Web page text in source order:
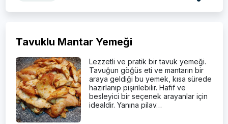
Tavuklu Mantar Yemeği
Lezzetli ve pratik bir tavuk yemeği.
Tavuğun göğüs eti ve mantarın bir
araya geldiği bu yemek, kısa sürede
hazırlanıp pişirilebilir. Hafif ve
besleyici bir seçenek arayanlar için
idealdir. Yanına pilav…